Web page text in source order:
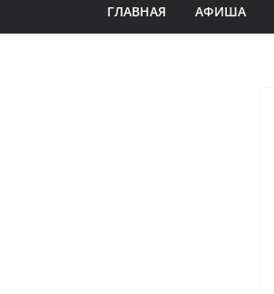
ГЛАВНАЯ АФИША